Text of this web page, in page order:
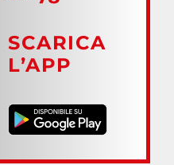
SCARICA
L’APP